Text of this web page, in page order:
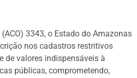
3343, o Estado do Amazonas
nos cadastros restritivos
de valores indispensáveis à
públicas, comprometendo,